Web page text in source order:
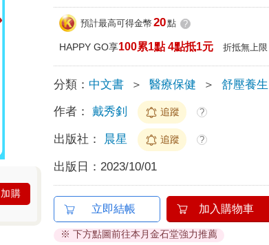
加購
預計最高可得金幣 20點 ?
HAPPY GO享100累1點 4點抵1元 折抵無上限
分類： 中文書 ＞ 醫療保健 ＞ 舒壓養生
作者： 戴秀釗 追蹤 ?
出版社： 晨星 追蹤 ?
出版日： 2023/10/01
立即結帳 加入購物車
※ 下方點圖前往本月金石堂強力推薦